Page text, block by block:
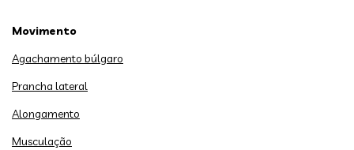
Movimento
Agachamento búlgaro
Prancha lateral
Alongamento
Musculação